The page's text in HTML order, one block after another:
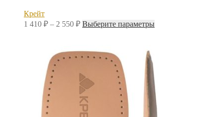
Крейт
1 410 ₽ – 2 550 ₽Диапазон
410 ₽
–
550 ₽
Выберите параметрыЭтот
выбрать
на
странице
товара.